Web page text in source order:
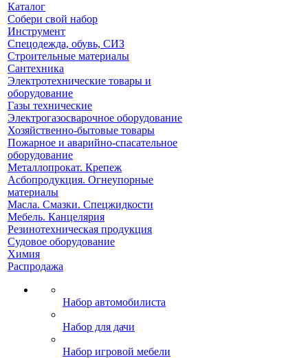
Каталог
Собери свой набор
Инструмент
Спецодежда, обувь, СИЗ
Строительные материалы
Сантехника
Электротехнические товары и
оборудование
Газы технические
Электрогазосварочное оборудование
Хозяйственно-бытовые товары
Пожарное и аварийно-спасательное
оборудование
Металлопрокат. Крепеж
Асбопродукция. Огнеупорные
материалы
Масла. Смазки. Спецжидкости
Мебель. Канцелярия
Резинотехническая продукция
Судовое оборудование
Химия
Распродажа
Набор автомобилиста
Набор для дачи
Набор игровой мебели